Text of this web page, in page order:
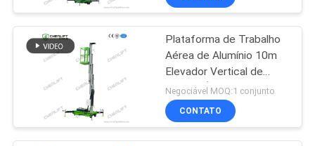
Plataforma de Trabalho
Aérea de Alumínio 10m
Elevador Vertical de
Mastro Único
Negociável MOQ:1 conjunto
CONTATO